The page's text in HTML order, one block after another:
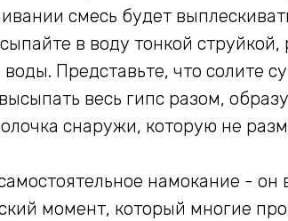
смесь будет
в воду тонкой струйкой,
Представьте, что солите
весь гипс разом,
снаружи, которую не
намокание - он
момент, который многие